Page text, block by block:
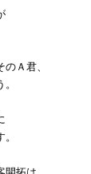
Ａ君、